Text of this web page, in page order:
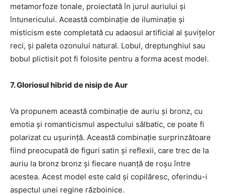
metamorfoze tonale, proiectată în jurul auriului și
întunericului. Această combinație de iluminație și
misticism este completată cu adaosul artificial al șuvițelor
reci, și paleta ozonului natural. Lobul, dreptunghiul sau
bobul plictisit pot fi folosite pentru a forma acest model.
7. Gloriosul hibrid de nisip de Aur
Va propunem această combinație de auriu și bronz, cu
emotia și romanticismul aspectului sălbatic, ce poate fi
polarizat cu ușurință. Această combinație surprinzătoare
fiind preocupată de figuri satin și reflexii, care trec de la
auriu la bronz bronz și fiecare nuanță de roșu între
acestea. Acest model este cald și copilăresc, oferindu-i
aspectul unei regine războinice.